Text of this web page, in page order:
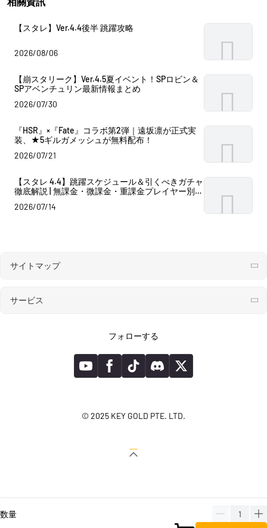
【スタレ】Ver.4.4後半 跳躍攻略
2026/08/06
【崩スタリーク】Ver.4.5夏イベント！SPロビン＆
SPアベンチュリン最新情報まとめ
2026/07/30
『HSR』×『Fate』コラボ第2弾｜遠坂凛が正式実
装、★5ギルガメッシュが無料配布！
2026/07/21
【スタレ 4.4】跳躍スケジュール＆引くべきガチャ
徹底解説 | 無課金・微課金・重課金プレイヤー別の
2026/07/14
サイトマップ
サービス
フォローする
© 2025 KEY GOLD PTE. LTD.
数量